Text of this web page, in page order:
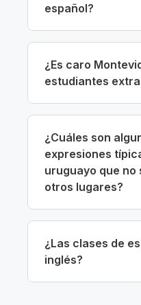
español?
¿Es caro
estudiantes
¿Cuáles son
expresiones
uruguayo que no
otros lugares?
¿Las clases de
inglés?